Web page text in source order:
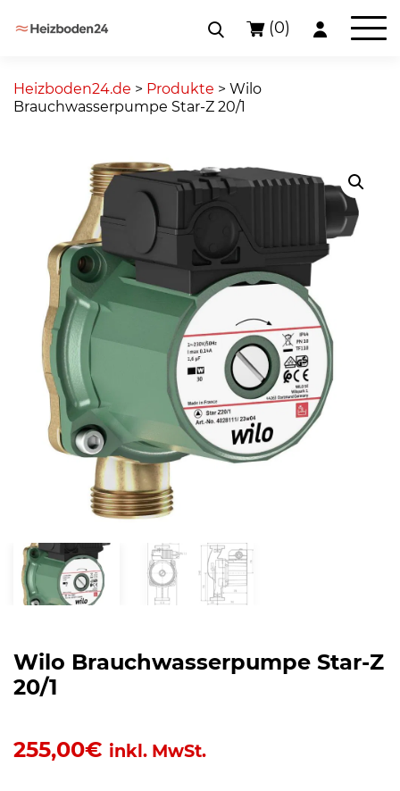
content
(0)
Heizboden24.de > Produkte > Wilo
Brauchwasserpumpe Star-Z 20/1
Wilo Brauchwasserpumpe Star-Z
20/1
255,00€ inkl. MwSt.